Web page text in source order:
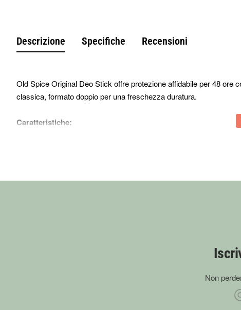
Descrizione Specifiche Recensioni
Old Spice Original Deo Stick offre protezione affidabile per 48
classica, formato doppio per una freschezza duratura.
Caratteristiche:
Non